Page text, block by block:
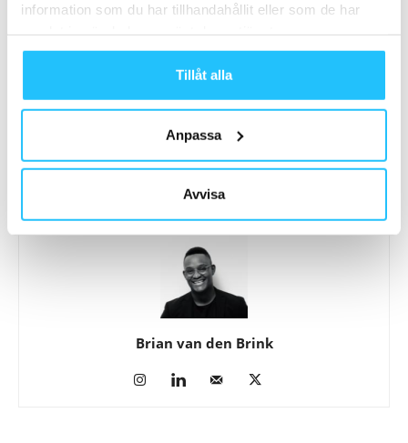
information som du har tillhandahållit eller som de har
Tillåt alla
Anpassa
Avvisa
Förra artikeln
rekordartat event
Nästa artikel
styrkeklassen Strength 50
Brian van den Brink